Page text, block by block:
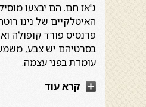
ג'אז חם. הם יבצעו
האיטלקיים של נינו
פרנסיס פורד קופולה
בסרטיהם יש צבע,
עומדת בפני עצמה.
קרא עוד